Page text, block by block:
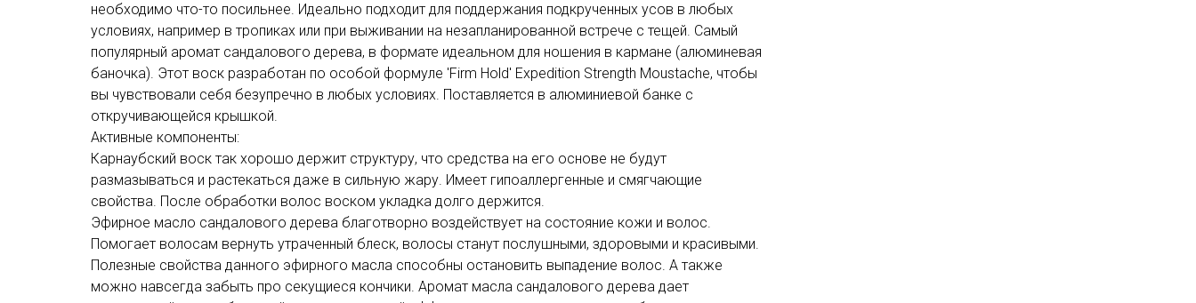
необходимо что-то посильнее. Идеально подходит для поддержания подкрученных усов в любых
условиях, например в тропиках или при выживании на незапланированной встрече с тещей. Самый
популярный аромат сандалового дерева, в формате идеальном для ношения в кармане (алюминевая
баночка). Этот воск разработан по особой формуле 'Firm Hold' Expedition Strength Moustache, чтобы
вы чувствовали себя безупречно в любых условиях. Поставляется в алюминиевой банке с
откручивающейся крышкой.
Активные компоненты:
Карнаубский воск так хорошо держит структуру, что средства на его основе не будут
размазываться и растекаться даже в сильную жару. Имеет гипоаллергенные и смягчающие
свойства. После обработки волос воском укладка долго держится.
Эфирное масло сандалового дерева благотворно воздействует на состояние кожи и волос.
Помогает волосам вернуть утраченный блеск, волосы станут послушными, здоровыми и красивыми.
Полезные свойства данного эфирного масла способны остановить выпадение волос. А также
можно навсегда забыть про секущиеся кончики. Аромат масла сандалового дерева дает